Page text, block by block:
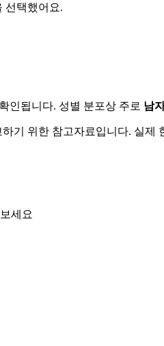
선택했어요.
확인됩니다. 성별 분포상 주로 남
기 위한 참고자료입니다. 실
세요